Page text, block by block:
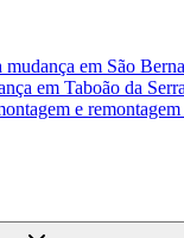
mudança em São
em Taboão da
e